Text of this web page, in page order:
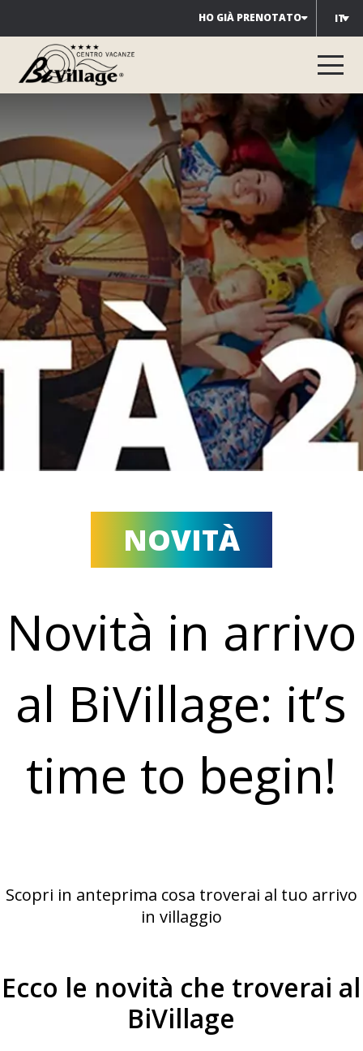
al
contenuto
HO GIÀ PRENOTATO IT
NOVITÀ
Novità in arrivo
al BiVillage: it’s
time to begin!
Scopri in anteprima cosa troverai al tuo arrivo
in villaggio
Ecco le novità che troverai al
BiVillage